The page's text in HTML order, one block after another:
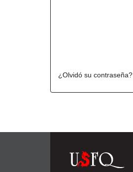
¿Olvidó su contraseña?